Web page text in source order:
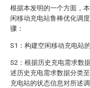
根据本发明的一个方面，
闲移动充电站鲁棒优化调
骤：
S1：构建空闲移动充电站
S2：根据历史充电需求数
述历史充电需求数据分类
充电站的状态信息对所述